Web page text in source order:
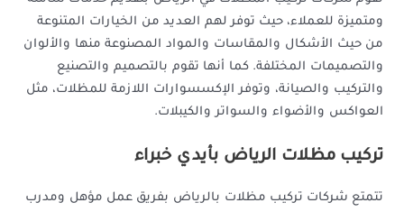
ومتميزة للعملاء، حيث توفر لهم العديد من الخيارات المتنوعة
من حيث الأشكال والمقاسات والمواد المصنوعة منها والألوان
والتصميمات المختلفة. كما أنها تقوم بالتصميم والتصنيع
والتركيب والصيانة، وتوفر الإكسسوارات اللازمة للمظلات، مثل
العواكس والأضواء والسواتر والكيبلات.
تركيب مظلات الرياض بأيدي خبراء
تتمتع شركات تركيب مظلات بالرياض بفريق عمل مؤهل ومدرب